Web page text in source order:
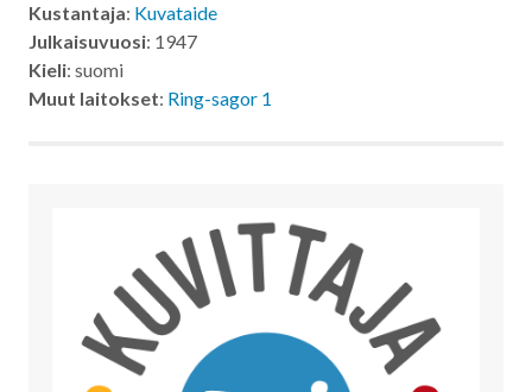
Kustantaja: Kuvataide
Julkaisuvuosi: 1947
Kieli: suomi
Muut laitokset: Ring-sagor 1